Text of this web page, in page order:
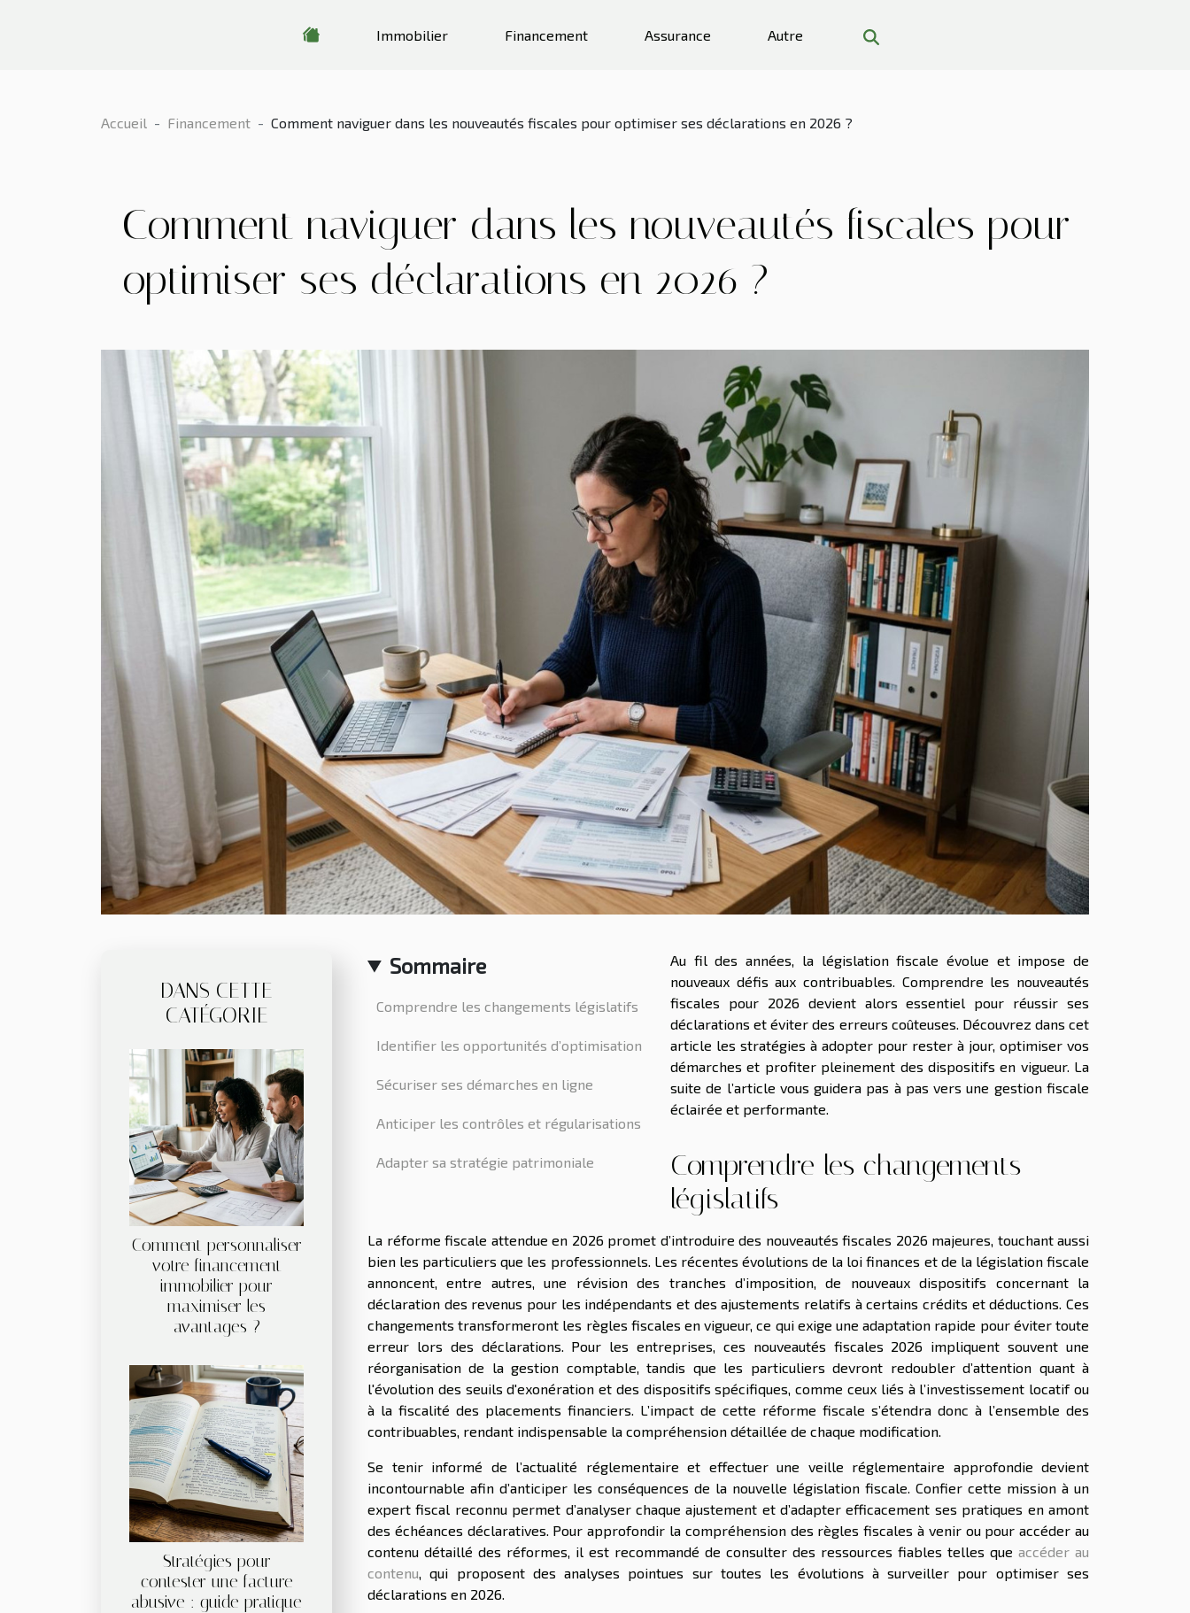
Immobilier Financement Assurance Autre
Accueil Financement Comment naviguer dans les nouveautés fiscales pour optimiser ses déclarations en 2026 ?
Comment naviguer dans les nouveautés fiscales pour
optimiser ses déclarations en 2026 ?
DANS CETTE
CATÉGORIE
Comment personnaliser
votre financement
immobilier pour
maximiser les
avantages ?
Stratégies pour
contester une facture
abusive : guide pratique
Sommaire
Comprendre les changements législatifs
Identifier les opportunités d’optimisation
Sécuriser ses démarches en ligne
Anticiper les contrôles et régularisations
Adapter sa stratégie patrimoniale
Au fil des années, la législation fiscale évolue et impose de
nouveaux défis aux contribuables. Comprendre les nouveautés
fiscales pour 2026 devient alors essentiel pour réussir ses
déclarations et éviter des erreurs coûteuses. Découvrez dans cet
article les stratégies à adopter pour rester à jour, optimiser vos
démarches et profiter pleinement des dispositifs en vigueur. La
suite de l’article vous guidera pas à pas vers une gestion fiscale
éclairée et performante.
Comprendre les changements
législatifs
La réforme fiscale attendue en 2026 promet d’introduire des nouveautés fiscales 2026 majeures, touchant aussi
bien les particuliers que les professionnels. Les récentes évolutions de la loi finances et de la législation fiscale
annoncent, entre autres, une révision des tranches d’imposition, de nouveaux dispositifs concernant la
déclaration des revenus pour les indépendants et des ajustements relatifs à certains crédits et déductions. Ces
changements transformeront les règles fiscales en vigueur, ce qui exige une adaptation rapide pour éviter toute
erreur lors des déclarations. Pour les entreprises, ces nouveautés fiscales 2026 impliquent souvent une
réorganisation de la gestion comptable, tandis que les particuliers devront redoubler d’attention quant à
l'évolution des seuils d'exonération et des dispositifs spécifiques, comme ceux liés à l’investissement locatif ou
à la fiscalité des placements financiers. L’impact de cette réforme fiscale s’étendra donc à l’ensemble des
contribuables, rendant indispensable la compréhension détaillée de chaque modification.
Se tenir informé de l’actualité réglementaire et effectuer une veille réglementaire approfondie devient
incontournable afin d’anticiper les conséquences de la nouvelle législation fiscale. Confier cette mission à un
expert fiscal reconnu permet d’analyser chaque ajustement et d’adapter efficacement ses pratiques en amont
des échéances déclaratives. Pour approfondir la compréhension des règles fiscales à venir ou pour accéder au
contenu détaillé des réformes, il est recommandé de consulter des ressources fiables telles que accéder au
contenu , qui proposent des analyses pointues sur toutes les évolutions à surveiller pour optimiser ses
déclarations en 2026.